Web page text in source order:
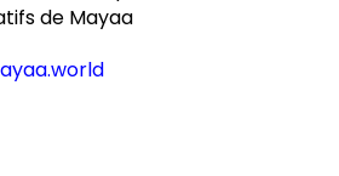
de Mayaa